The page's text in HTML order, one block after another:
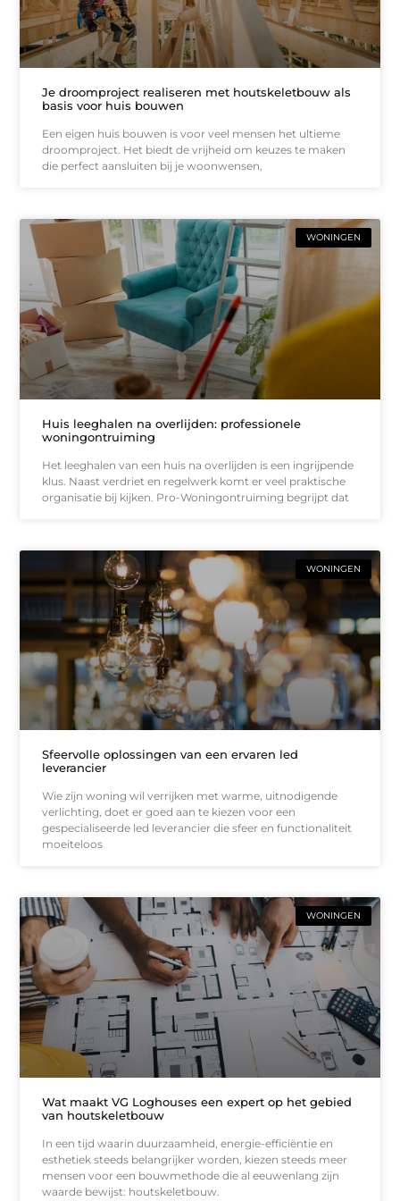
Je droomproject realiseren met houtskeletbouw als
basis voor huis bouwen
Een eigen huis bouwen is voor veel mensen het ultieme
droomproject. Het biedt de vrijheid om keuzes te maken
die perfect aansluiten bij je woonwensen,
WONINGEN
Huis leeghalen na overlijden: professionele
woningontruiming
Het leeghalen van een huis na overlijden is een ingrijpende
klus. Naast verdriet en regelwerk komt er veel praktische
organisatie bij kijken. Pro-Woningontruiming begrijpt dat
WONINGEN
Sfeervolle oplossingen van een ervaren led
leverancier
Wie zijn woning wil verrijken met warme, uitnodigende
verlichting, doet er goed aan te kiezen voor een
gespecialiseerde led leverancier die sfeer en functionaliteit
moeiteloos
WONINGEN
Wat maakt VG Loghouses een expert op het gebied
van houtskeletbouw
In een tijd waarin duurzaamheid, energie-efficiëntie en
esthetiek steeds belangrijker worden, kiezen steeds meer
mensen voor een bouwmethode die al eeuwenlang zijn
waarde bewijst: houtskeletbouw.